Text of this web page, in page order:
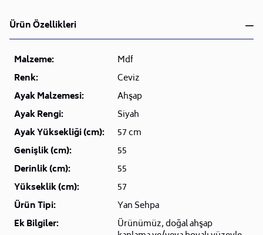
Ürün Özellikleri
Malzeme:
Mdf
Renk:
Ceviz
Ayak Malzemesi:
Ahşap
Ayak Rengi:
Siyah
Ayak Yüksekliği (cm):
57 cm
Genişlik (cm):
55
Derinlik (cm):
55
Yükseklik (cm):
57
Ürün Tipi:
Yan Sehpa
Ek Bilgiler:
Ürünümüz, doğal ahşap